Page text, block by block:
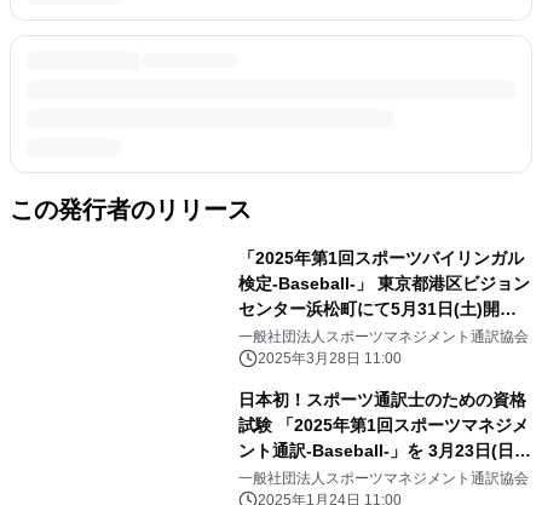
この発行者のリリース
「2025年第1回スポーツバイリンガル
検定-Baseball-」 東京都港区ビジョン
センター浜松町にて5月31日(土)開
催！
一般社団法人スポーツマネジメント通訳協会
2025年3月28日 11:00
日本初！スポーツ通訳士のための資格
試験 「2025年第1回スポーツマネジメ
ント通訳-Baseball-」を 3月23日(日)
に開催
一般社団法人スポーツマネジメント通訳協会
2025年1月24日 11:00